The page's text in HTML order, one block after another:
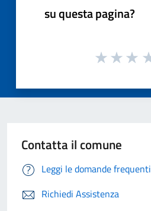
su questa pagina?
Contatta il comune
Leggi le domande frequenti
Richiedi Assistenza